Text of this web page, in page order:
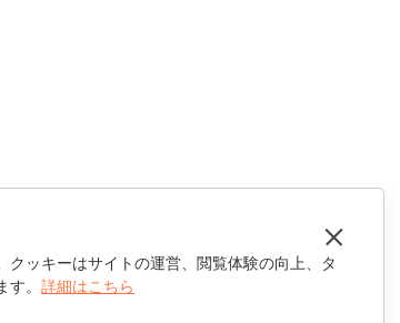
ッキーはサイトの運営、閲覧体験の向上、タ
。 詳細はこちら